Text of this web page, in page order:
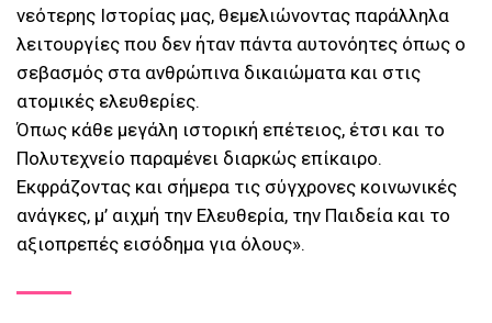
νεότερης Ιστορίας μας, θεμελιώνοντας παράλληλα
λειτουργίες που δεν ήταν πάντα αυτονόητες όπως ο
σεβασμός στα ανθρώπινα δικαιώματα και στις
ατομικές ελευθερίες.
Όπως κάθε μεγάλη ιστορική επέτειος, έτσι και το
Πολυτεχνείο παραμένει διαρκώς επίκαιρο.
Εκφράζοντας και σήμερα τις σύγχρονες κοινωνικές
ανάγκες, μ’ αιχμή την Ελευθερία, την Παιδεία και το
αξιοπρεπές εισόδημα για όλους».